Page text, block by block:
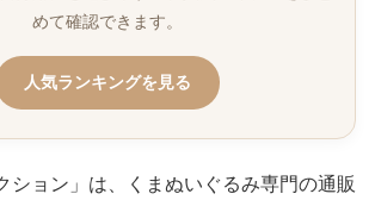
めて確認できます。
人気ランキングを見る
ション」は、くまぬいぐるみ専門の通販